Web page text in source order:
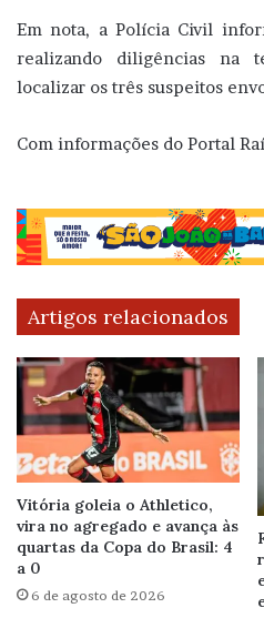
Em nota, a Polícia Civil
realizando diligências na
localizar os três suspeitos
Com informações do Portal
Artigos relacionados
Vitória goleia o Athletico,
vira no agregado e avança às
quartas da Copa do Brasil: 4
a 0
6 de agosto de 2026